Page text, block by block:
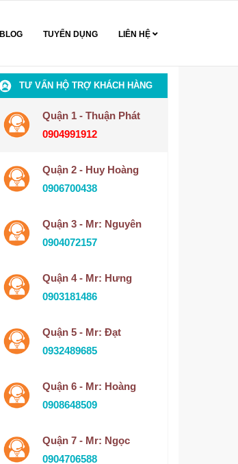
BLOG TUYỂN DỤNG LIÊN HỆ
TƯ VẤN HỘ TRỢ KHÁCH HÀNG
Quận 1 - Thuận Phát
0904991912
Quận 2 - Huy Hoàng
0906700438
Quận 3 - Mr: Nguyên
0904072157
Quận 4 - Mr: Hưng
0903181486
Quận 5 - Mr: Đạt
0932489685
Quận 6 - Mr: Hoàng
0908648509
Quận 7 - Mr: Ngọc
0904706588